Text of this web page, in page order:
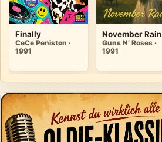
Finally
CeCe Peniston ·
1991
November Rain
Guns N’ Roses ·
1991